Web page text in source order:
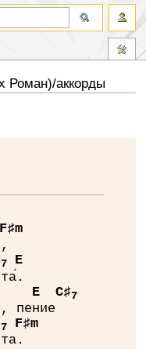
Роман)/аккорды
F♯m
7
E
E C♯7
пение
7 F♯m